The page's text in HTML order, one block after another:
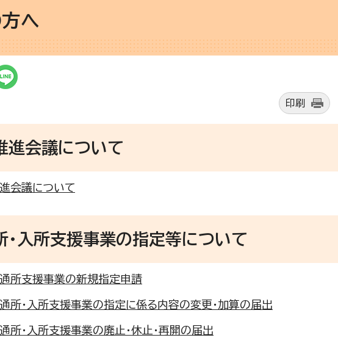
へ
印刷
進会議について
会議について
・入所支援事業の指定等について
所支援事業の新規指定申請
所・入所支援事業の指定に係る内容の変更・加算の届出
所・入所支援事業の廃止・休止・再開の届出